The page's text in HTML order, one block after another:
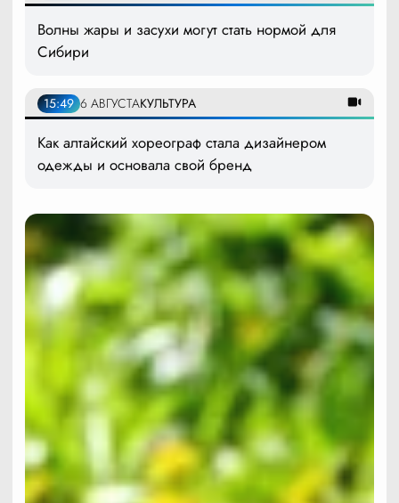
Волны жары и засухи могут стать нормой для
Сибири
15:49 6 АВГУСТАКУЛЬТУРА
Как алтайский хореограф стала дизайнером
одежды и основала свой бренд